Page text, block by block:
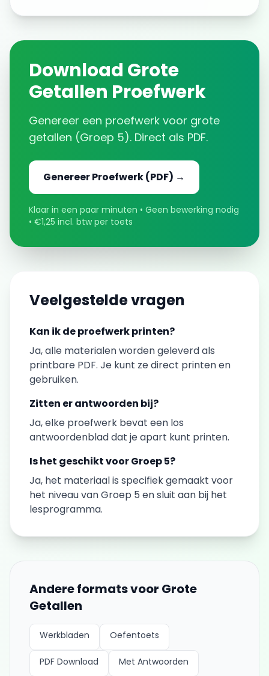
Download Grote
Getallen Proefwerk
Genereer een proefwerk voor grote
getallen (Groep 5). Direct als PDF.
GenereerProefwerk(PDF) →
Klaar in een paar minuten • Geen bewerking nodig
• €1,25 incl. btw per toets
Veelgestelde vragen
Kan ik deproefwerkprinten?
Ja, alle materialen worden geleverd als
printbare PDF. Je kunt ze direct printen en
gebruiken.
Zitten er antwoorden bij?
Ja, elke proefwerk bevat een los
antwoordenblad dat je apart kunt printen.
Is het geschikt voorGroep 5?
Ja, het materiaal is specifiek gemaakt voor
het niveau vanGroep 5 en sluit aan bij het
lesprogramma.
Andere formats voor Grote
Getallen
Werkbladen Oefentoets
PDF Download Met Antwoorden